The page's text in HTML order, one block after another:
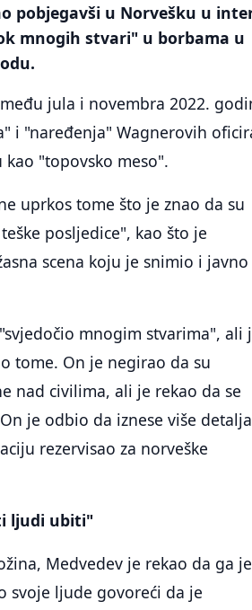
pobjegavši u Norvešku u
mnogih stvari" u borbama u
jula i novembra 2022.
i "naređenja" Wagnerovih
"topovsko meso".
uprkos tome što je znao da su
posljedice", kao što je
scena koju je snimio i javno
mnogim stvarima", ali
tome. On je negirao da su
nad civilima, ali je rekao da se
je odbio da iznese više
rezervisao za norveške
ljudi ubiti"
Medvedev je rekao da ga je
svoje ljude govoreći da je